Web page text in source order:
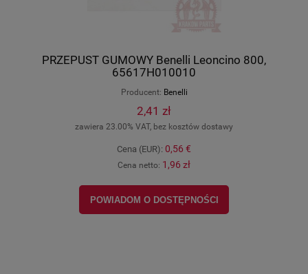
PRZEPUST GUMOWY Benelli Leoncino 800,
65617H010010
Producent: Benelli
2,41 zł
zawiera 23.00% VAT, bez kosztów dostawy
Cena (EUR): 0,56 €
Cena netto: 1,96 zł
POWIADOM O DOSTĘPNOŚCI